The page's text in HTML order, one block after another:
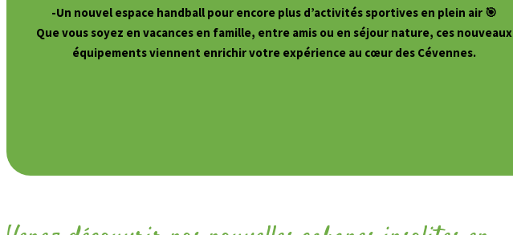
-Un nouvel espace handball pour encore plus d’activités sportives en plein air 🎯
Que vous soyez en vacances en famille, entre amis ou en séjour nature, ces nouveaux
équipements viennent enrichir votre expérience au cœur des Cévennes.